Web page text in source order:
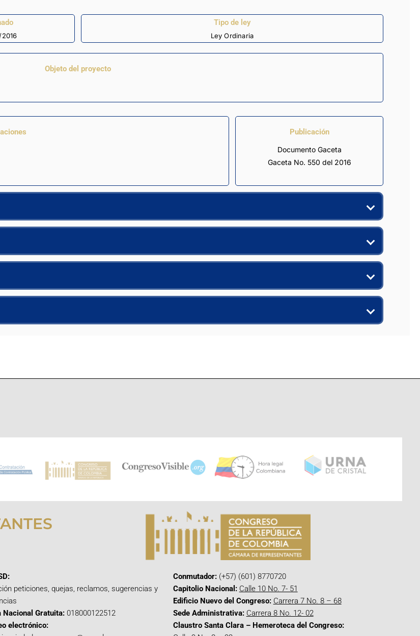
Tipo de ley
Ley Ordinaria
Objeto del proyecto
Publicación
Documento Gaceta
Gaceta No. 550 del 2016
peticiones, quejas, reclamos, sugerencias y
Nacional Gratuita: 018000122512
electrónico:
Conmutador:(+57) (601) 8770720
Capitolio Nacional: Calle 10 No. 7- 51
Edificio Nuevo del Congreso: Carrera 7 No. 8 – 68
Sede Administrativa: Carrera 8 No. 12- 02
Claustro Santa Clara – Hemeroteca del Congreso: